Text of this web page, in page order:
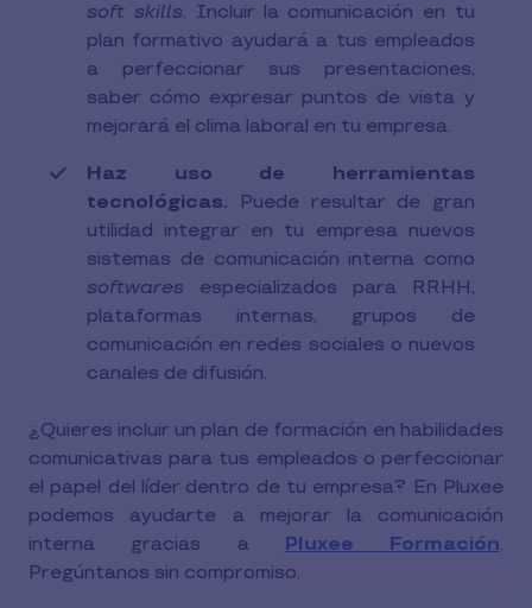
soft skills. Incluir la comunicación en tu
plan formativo ayudará a tus empleados
a perfeccionar sus presentaciones,
saber cómo expresar puntos de vista y
mejorará el clima laboral en tu empresa.
Haz uso de herramientas
tecnológicas.
Puede resultar de gran
utilidad integrar en tu empresa nuevos
sistemas de comunicación interna como
softwares especializados para RRHH,
plataformas internas, grupos de
comunicación en redes sociales o nuevos
canales de difusión.
¿Quieres incluir un plan de formación en habilidades
comunicativas para tus empleados o perfeccionar
el papel del líder dentro de tu empresa? En Pluxee
podemos ayudarte a mejorar la comunicación
interna gracias a Pluxee Formación.
Pregúntanos sin compromiso.